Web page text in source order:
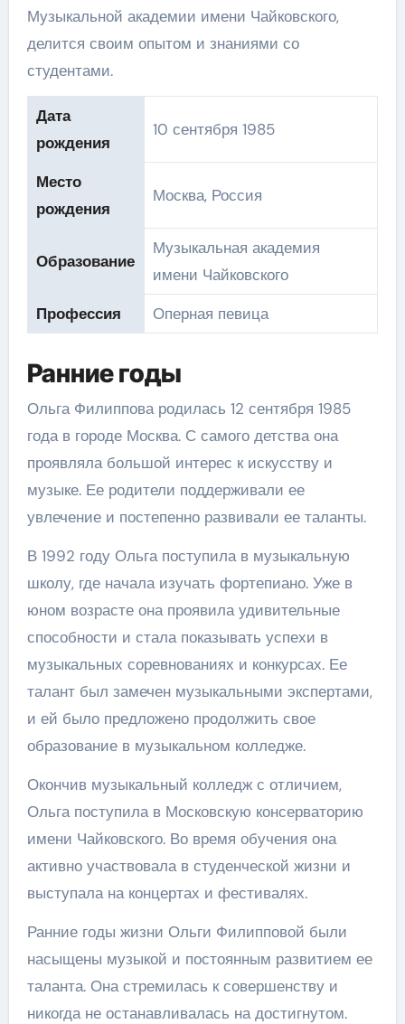
Музыкальной академии имени Чайковского,
делится своим опытом и знаниями со
студентами.
Дата
рождения
10 сентября 1985
Место
рождения
Москва, Россия
Образование
Музыкальная академия
имени Чайковского
Профессия
Оперная певица
Ранние годы
Ольга Филиппова родилась 12 сентября 1985
года в городе Москва. С самого детства она
проявляла большой интерес к искусству и
музыке. Ее родители поддерживали ее
увлечение и постепенно развивали ее таланты.
В 1992 году Ольга поступила в музыкальную
школу, где начала изучать фортепиано. Уже в
юном возрасте она проявила удивительные
способности и стала показывать успехи в
музыкальных соревнованиях и конкурсах. Ее
талант был замечен музыкальными экспертами,
и ей было предложено продолжить свое
образование в музыкальном колледже.
Окончив музыкальный колледж с отличием,
Ольга поступила в Московскую консерваторию
имени Чайковского. Во время обучения она
активно участвовала в студенческой жизни и
выступала на концертах и фестивалях.
Ранние годы жизни Ольги Филипповой были
насыщены музыкой и постоянным развитием ее
таланта. Она стремилась к совершенству и
никогда не останавливалась на достигнутом.